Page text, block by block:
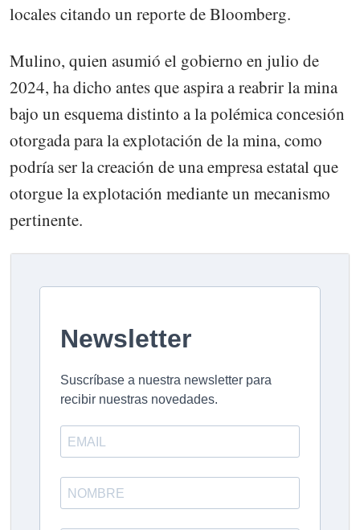
locales citando un reporte de Bloomberg.
Mulino, quien asumió el gobierno en julio de
2024, ha dicho antes que aspira a reabrir la mina
bajo un esquema distinto a la polémica concesión
otorgada para la explotación de la mina, como
podría ser la creación de una empresa estatal que
otorgue la explotación mediante un mecanismo
pertinente.